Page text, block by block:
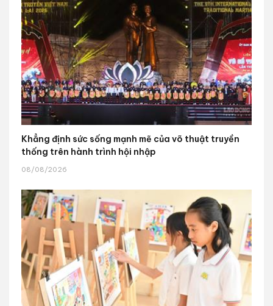
Khẳng định sức sống mạnh mẽ của võ thuật truyền
thống trên hành trình hội nhập
08/08/2026